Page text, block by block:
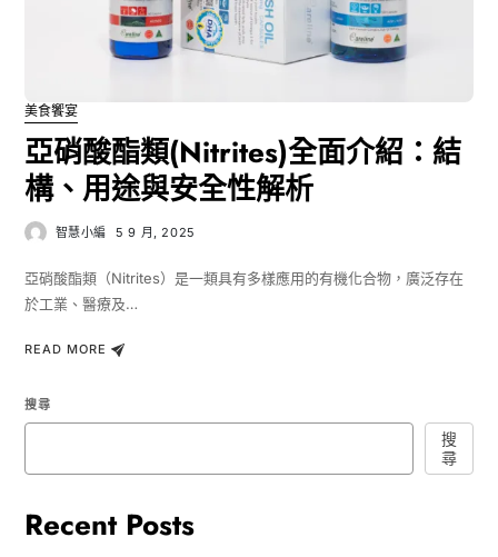
美食饗宴
亞硝酸酯類(Nitrites)全面介紹：結
構、用途與安全性解析
智慧小編 5 9 月, 2025
亞硝酸酯類（Nitrites）是一類具有多樣應用的有機化合物，廣泛存在
於工業、醫療及…
READ MORE
搜尋
搜
尋
Recent Posts